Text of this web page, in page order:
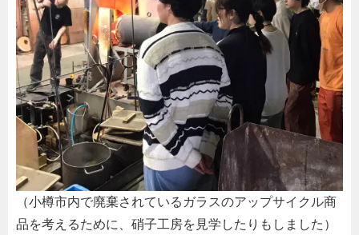
（小樽市内で廃棄されているガラスのアップサイクル商
品を考えるために、硝子工房を見学したりもしました）